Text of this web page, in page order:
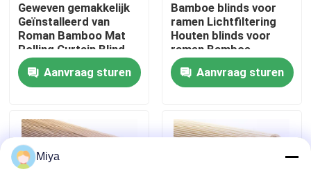
Contact de V.S.
Nieuws
Gevallen
Bamboe Grondstof
Geweven gemakkelijk
Geïnstalleerd van
Roman Bamboo Mat
Rolling Curtain Blind
Openlucht 180*180cm
Aanvraag sturen
Bamboe blinds voor
ramen Lichtfiltering
Houten blinds voor
ramen Bamboe
rolluiken binnen
Aanvraag sturen
Miya